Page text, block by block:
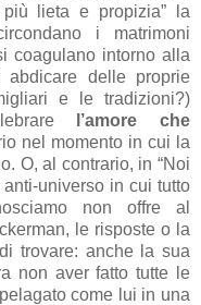
più lieta e propizia” la
i matrimoni
coagulano intorno alla
abdicare delle proprie
e le tradizioni?)
l’amore che
nel momento in cui la
O, al contrario, in “Noi
anti-universo in cui tutto
non offre al
le risposte o la
trovare: anche la sua
non aver fatto tutte le
come lui in una